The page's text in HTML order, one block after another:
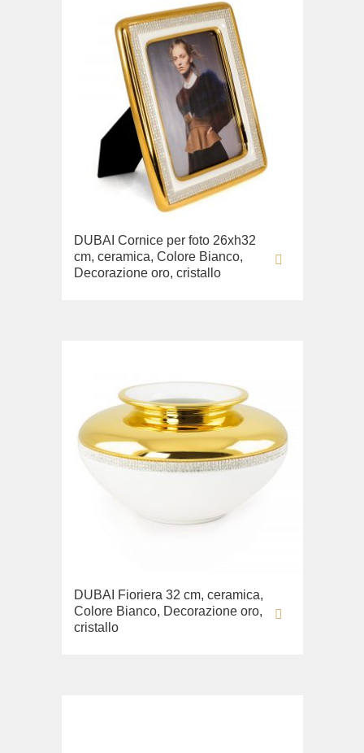
DUBAI Cornice per foto 26xh32
cm, ceramica, Colore Bianco,
Decorazione oro, cristallo
DUBAI Fioriera 32 cm, ceramica,
Colore Bianco, Decorazione oro,
cristallo